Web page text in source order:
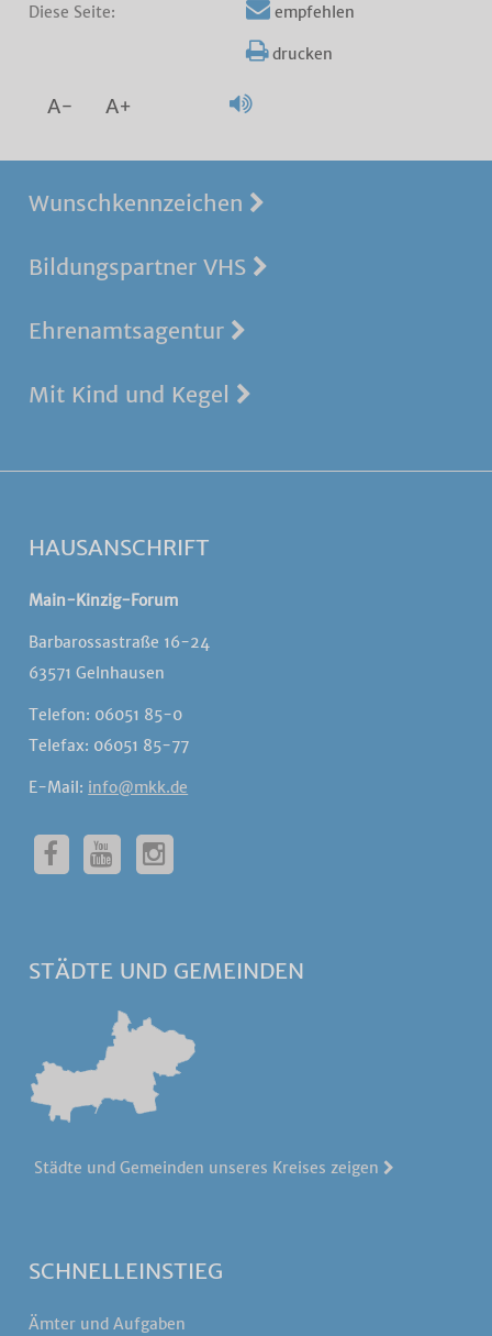
Diese Seite: empfehlen
drucken
A- A+
Wunschkennzeichen
Bildungspartner VHS
Ehrenamtsagentur
Mit Kind und Kegel
HAUSANSCHRIFT
Main-Kinzig-Forum
Barbarossastraße 16-24
63571 Gelnhausen
Telefon: 06051 85-0
Telefax: 06051 85-77
E-Mail: info@mkk.de
STÄDTE UND GEMEINDEN
Städte und Gemeinden unseres Kreises zeigen
SCHNELLEINSTIEG
Ämter und Aufgaben